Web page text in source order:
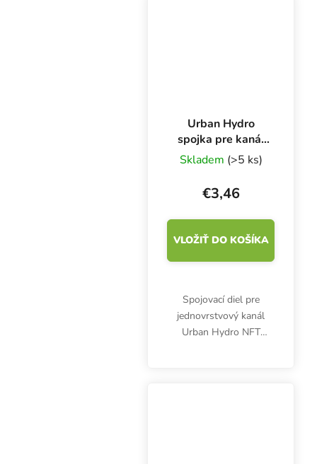
Urban Hydro
spojka pre kanál
NFT 100x50 mm
Skladem (>5 ks)
€3,46
VLOŽIŤ DO KOŠÍKA
Spojovací diel pre
jednovrstvový kanál
Urban Hydro NFT